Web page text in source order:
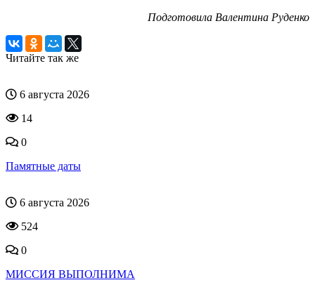
Подготовила Валентина Руденко
Читайте так же
6 августа 2026
14
0
Памятные даты
6 августа 2026
524
0
МИССИЯ ВЫПОЛНИМА